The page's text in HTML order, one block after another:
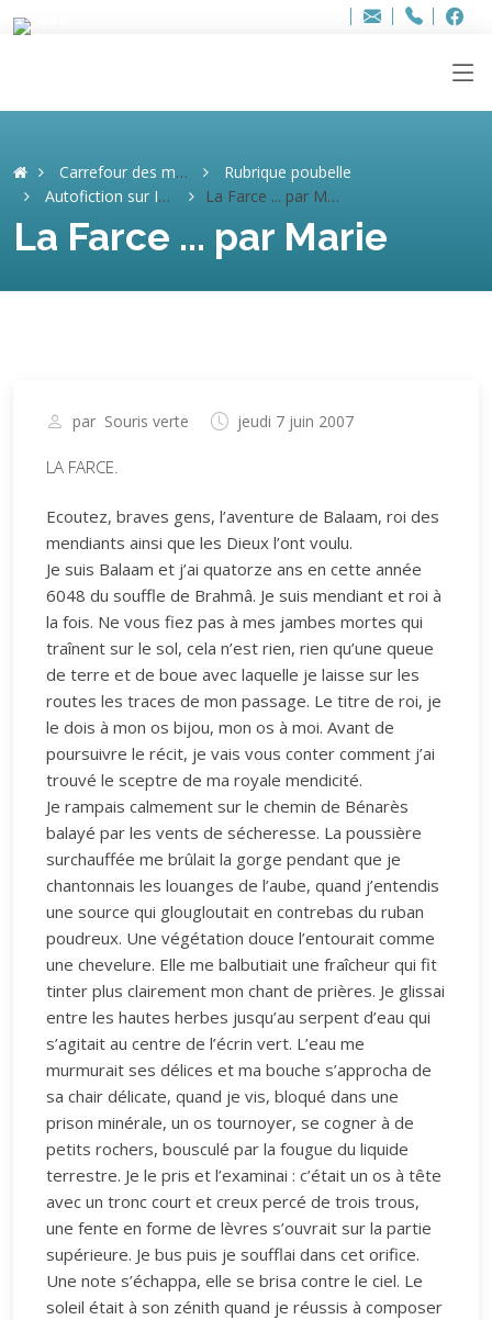
Adresse
info..hâthe..
Tel.
Tel.
Carrefour des mémoires
Rubrique poubelle
Autofiction sur Internet. (ARCHIVES)
La Farce ... par Marie
La Farce ... par Marie
par Souris verte jeudi 7 juin 2007
LA FARCE.
Ecoutez, braves gens, l’aventure de Balaam, roi des
mendiants ainsi que les Dieux l’ont voulu.
Je suis Balaam et j’ai quatorze ans en cette année
6048 du souffle de Brahmâ. Je suis mendiant et roi à
la fois. Ne vous fiez pas à mes jambes mortes qui
traînent sur le sol, cela n’est rien, rien qu’une queue
de terre et de boue avec laquelle je laisse sur les
routes les traces de mon passage. Le titre de roi, je
le dois à mon os bijou, mon os à moi. Avant de
poursuivre le récit, je vais vous conter comment j’ai
trouvé le sceptre de ma royale mendicité.
Je rampais calmement sur le chemin de Bénarès
balayé par les vents de sécheresse. La poussière
surchauffée me brûlait la gorge pendant que je
chantonnais les louanges de l’aube, quand j’entendis
une source qui glougloutait en contrebas du ruban
poudreux. Une végétation douce l’entourait comme
une chevelure. Elle me balbutiait une fraîcheur qui fit
tinter plus clairement mon chant de prières. Je glissai
entre les hautes herbes jusqu’au serpent d’eau qui
s’agitait au centre de l’écrin vert. L’eau me
murmurait ses délices et ma bouche s’approcha de
sa chair délicate, quand je vis, bloqué dans une
prison minérale, un os tournoyer, se cogner à de
petits rochers, bousculé par la fougue du liquide
terrestre. Je le pris et l’examinai : c’était un os à tête
avec un tronc court et creux percé de trois trous,
une fente en forme de lèvres s’ouvrait sur la partie
supérieure. Je bus puis je soufflai dans cet orifice.
Une note s’échappa, elle se brisa contre le ciel. Le
soleil était à son zénith quand je réussis à composer